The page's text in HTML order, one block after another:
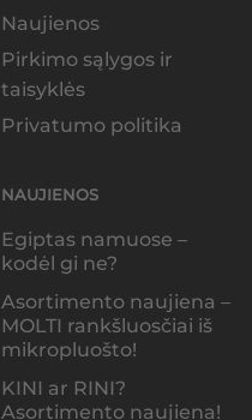
Naujienos
Pirkimo sąlygos ir
taisyklės
Privatumo politika
NAUJIENOS
Egiptas namuose –
kodėl gi ne?
Asortimento naujiena –
MOLTI rankšluosčiai iš
mikropluošto!
KINI ar RINI?
Asortimento naujiena!